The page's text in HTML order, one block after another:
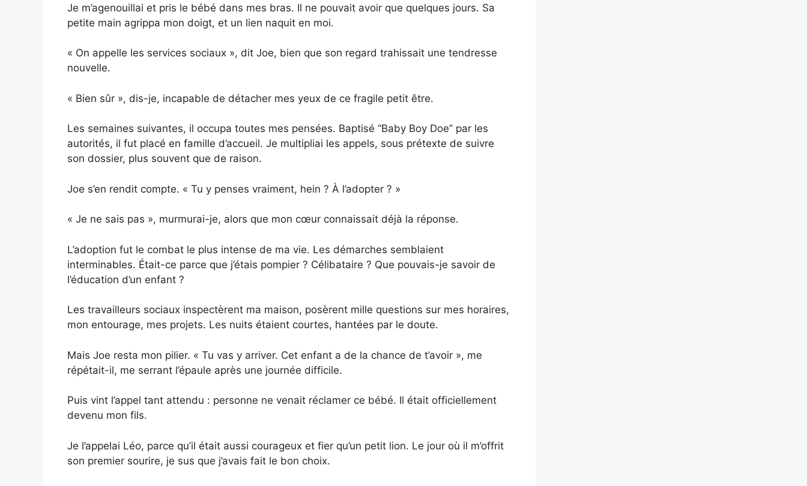
Je m’agenouillai et pris le bébé dans mes bras. Il ne pouvait avoir que quelques jours. Sa
petite main agrippa mon doigt, et un lien naquit en moi.
« On appelle les services sociaux », dit Joe, bien que son regard trahissait une tendresse
nouvelle.
« Bien sûr », dis-je, incapable de détacher mes yeux de ce fragile petit être.
Les semaines suivantes, il occupa toutes mes pensées. Baptisé “Baby Boy Doe” par les
autorités, il fut placé en famille d’accueil. Je multipliai les appels, sous prétexte de suivre
son dossier, plus souvent que de raison.
Joe s’en rendit compte. « Tu y penses vraiment, hein ? À l’adopter ? »
« Je ne sais pas », murmurai-je, alors que mon cœur connaissait déjà la réponse.
L’adoption fut le combat le plus intense de ma vie. Les démarches semblaient
interminables. Était-ce parce que j’étais pompier ? Célibataire ? Que pouvais-je savoir de
l’éducation d’un enfant ?
Les travailleurs sociaux inspectèrent ma maison, posèrent mille questions sur mes horaires,
mon entourage, mes projets. Les nuits étaient courtes, hantées par le doute.
Mais Joe resta mon pilier. « Tu vas y arriver. Cet enfant a de la chance de t’avoir », me
répétait-il, me serrant l’épaule après une journée difficile.
Puis vint l’appel tant attendu : personne ne venait réclamer ce bébé. Il était officiellement
devenu mon fils.
Je l’appelai Léo, parce qu’il était aussi courageux et fier qu’un petit lion. Le jour où il m’offrit
son premier sourire, je sus que j’avais fait le bon choix.